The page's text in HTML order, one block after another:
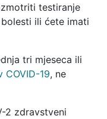
testiranje
ili ćete imati
tri mjeseca ili
19, ne
2 zdravstveni